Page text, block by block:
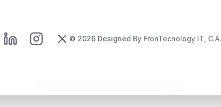
© 2026 Designed By FronTecnology IT,